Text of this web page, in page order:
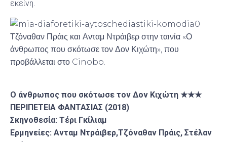
εκείνη.
Τζόναθαν Πράις και Ανταμ Ντράιβερ στην ταινία «Ο
άνθρωπος που σκότωσε τον Δον Κιχώτη», που
προβάλλεται στο Cinobo.
Ο άνθρωπος που σκότωσε τον Δον Κιχώτη ★★★
ΠΕΡΙΠΕΤΕΙΑ ΦΑΝΤΑΣΙΑΣ (2018)
Σκηνοθεσία: Τέρι Γκίλιαµ
Ερμηνείες: Ανταμ Ντράιβερ,Τζόναθαν Πράις, Στέλαν